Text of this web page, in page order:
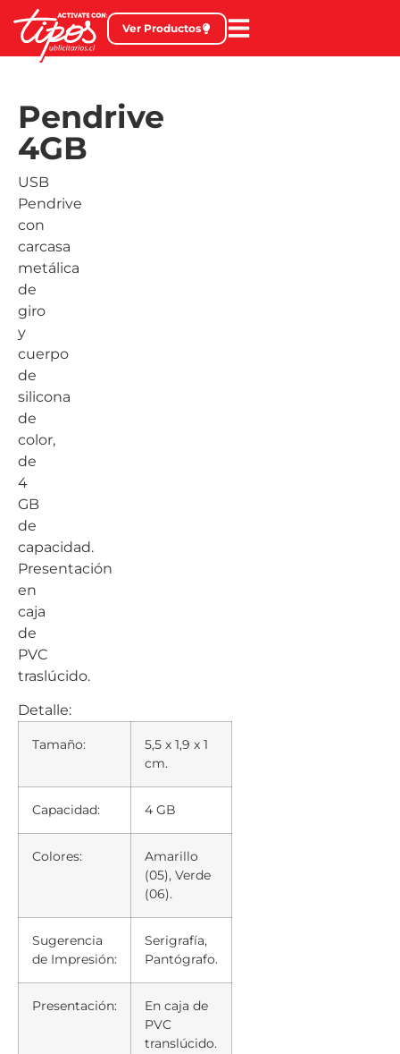
Ver Productos
Pendrive
4GB
USB
Pendrive
con
carcasa
metálica
de
giro
y
cuerpo
de
silicona
de
color,
de
4
GB
de
capacidad.
Presentación
en
caja
de
PVC
traslúcido.
Detalle:
Tamaño:
5,5 x 1,9 x 1
cm.
Capacidad: 4 GB
Colores:
Amarillo
(05), Verde
(06).
Sugerencia
de Impresión:
Serigrafía,
Pantógrafo.
Presentación:
En caja de
PVC
translúcido.